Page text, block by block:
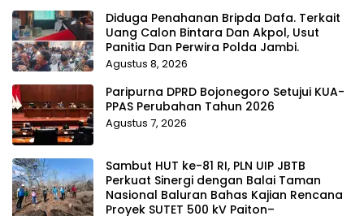
Diduga Penahanan Bripda Dafa. Terkait
Uang Calon Bintara Dan Akpol, Usut
Panitia Dan Perwira Polda Jambi.
Agustus 8, 2026
Paripurna DPRD Bojonegoro Setujui KUA-
PPAS Perubahan Tahun 2026
Agustus 7, 2026
Sambut HUT ke-81 RI, PLN UIP JBTB
Perkuat Sinergi dengan Balai Taman
Nasional Baluran Bahas Kajian Rencana
Proyek SUTET 500 kV Paiton–